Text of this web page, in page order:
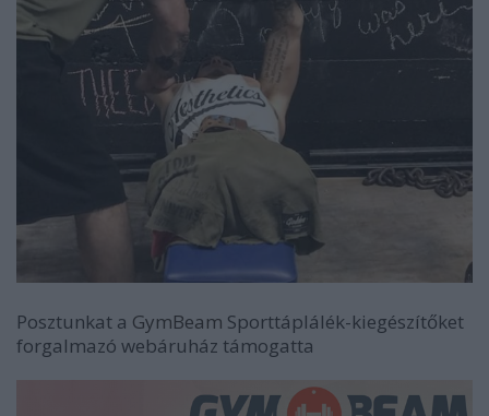
Posztunkat a GymBeam Sporttáplálék-kiegészítőket
forgalmazó webáruház támogatta